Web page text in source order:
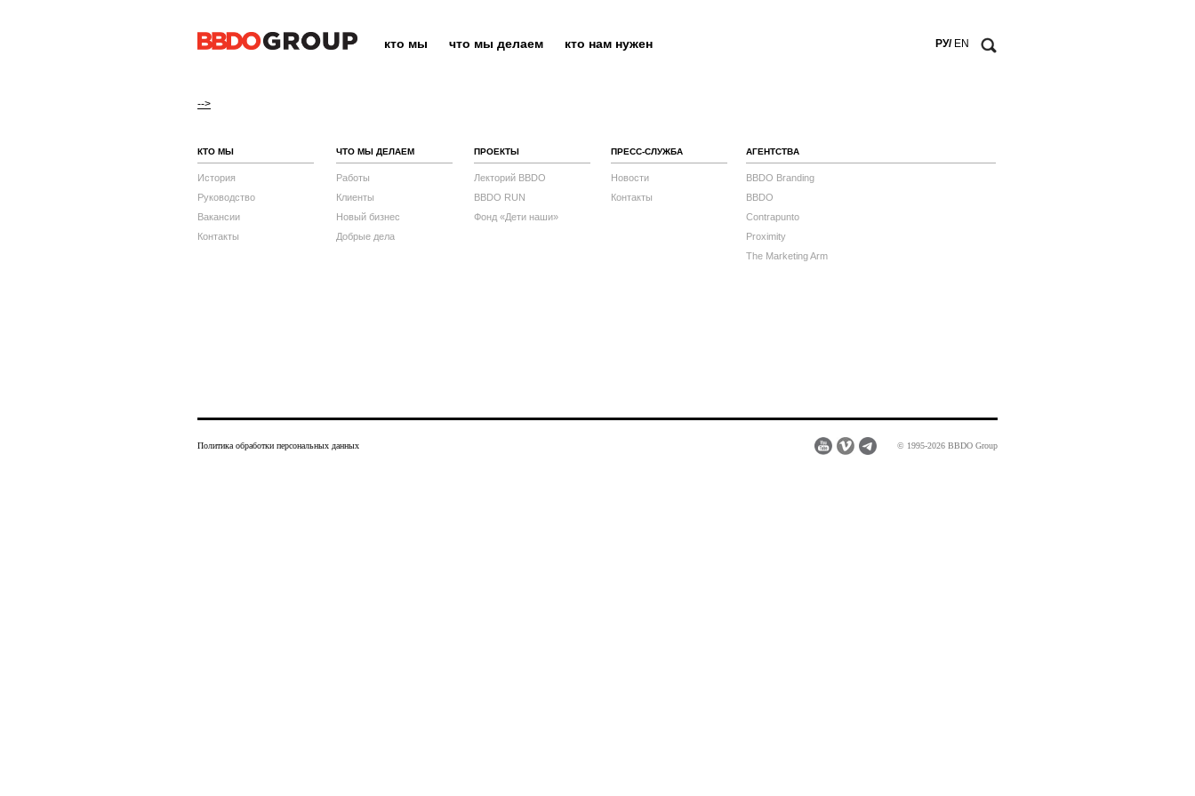
кто мы что мы делаем кто нам нужен РУ/ EN
-->
КТО МЫ
История
Руководство
Вакансии
Контакты
ЧТО МЫ ДЕЛАЕМ
Работы
Клиенты
Новый бизнес
Добрые дела
ПРОЕКТЫ
Лекторий BBDO
BBDO RUN
Фонд «Дети наши»
ПРЕСС-СЛУЖБА
Новости
Контакты
АГЕНТСТВА
BBDO Branding
BBDO
Contrapunto
Proximity
The Marketing Arm
© 1995-2026 BBDO Group
Политика обработки персональных данных